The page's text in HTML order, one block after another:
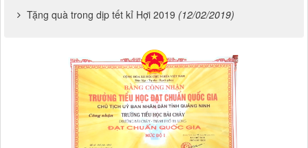
Tặng quà trong dịp tết kỉ Hợi 2019 (12/02/2019)